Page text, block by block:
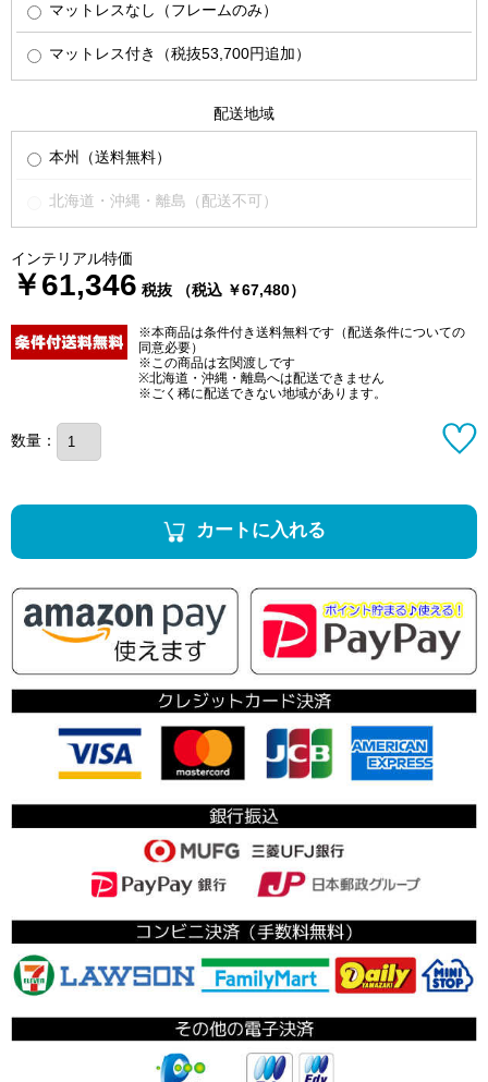
マットレスなし（フレームのみ）
マットレス付き（税抜53,700円追加）
配送地域
本州（送料無料）
北海道・沖縄・離島（配送不可）
インテリアル特価
￥61,346 税抜 （税込 ￥67,480）
※本商品は条件付き送料無料です（配送条件についての
同意必要）
※この商品は玄関渡しです
※北海道・沖縄・離島へは配送できません
※ごく稀に配送できない地域があります。
数量：
カートに入れる